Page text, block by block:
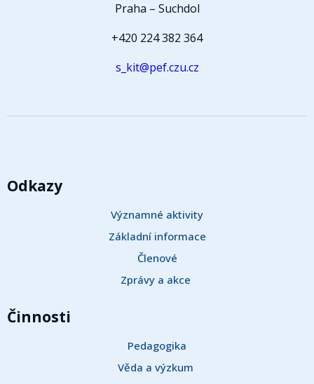
Praha – Suchdol
+420 224 382 364
s_kit@pef.czu.cz
Odkazy
Významné aktivity
Základní informace
Členové
Zprávy a akce
Činnosti
Pedagogika
Věda a výzkum